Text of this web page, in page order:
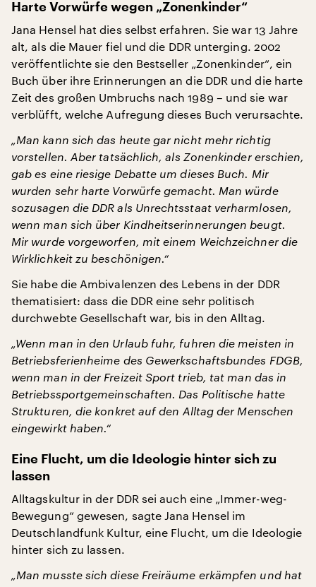
Harte Vorwürfe wegen „Zonenkinder“
Jana Hensel hat dies selbst erfahren. Sie war 13 Jahre
alt, als die Mauer fiel und die DDR unterging. 2002
veröffentlichte sie den Bestseller „Zonenkinder“, ein
Buch über ihre Erinnerungen an die DDR und die harte
Zeit des großen Umbruchs nach 1989 – und sie war
verblüfft, welche Aufregung dieses Buch verursachte.
„Man kann sich das heute gar nicht mehr richtig
vorstellen. Aber tatsächlich, als Zonenkinder erschien,
gab es eine riesige Debatte um dieses Buch. Mir
wurden sehr harte Vorwürfe gemacht. Man würde
sozusagen die DDR als Unrechtsstaat verharmlosen,
wenn man sich über Kindheitserinnerungen beugt.
Mir wurde vorgeworfen, mit einem Weichzeichner die
Wirklichkeit zu beschönigen.“
Sie habe die Ambivalenzen des Lebens in der DDR
thematisiert: dass die DDR eine sehr politisch
durchwebte Gesellschaft war, bis in den Alltag.
„Wenn man in den Urlaub fuhr, fuhren die meisten in
Betriebsferienheime des Gewerkschaftsbundes FDGB,
wenn man in der Freizeit Sport trieb, tat man das in
Betriebssportgemeinschaften. Das Politische hatte
Strukturen, die konkret auf den Alltag der Menschen
eingewirkt haben.“
Eine Flucht, um die Ideologie hinter sich zu
lassen
Alltagskultur in der DDR sei auch eine „Immer-weg-
Bewegung“ gewesen, sagte Jana Hensel im
Deutschlandfunk Kultur, eine Flucht, um die Ideologie
hinter sich zu lassen.
„Man musste sich diese Freiräume erkämpfen und hat